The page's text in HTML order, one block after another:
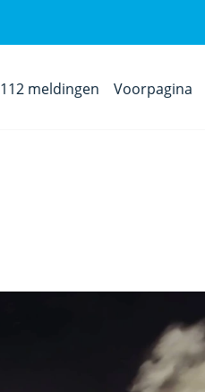
112 meldingen Voorpagina